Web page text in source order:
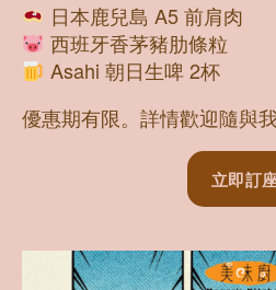
日本鹿兒島 A5 前肩肉
西班牙香茅豬肋條粒
Asahi 朝日生啤 2杯
優惠期有限。詳情歡迎隨與我
立即訂